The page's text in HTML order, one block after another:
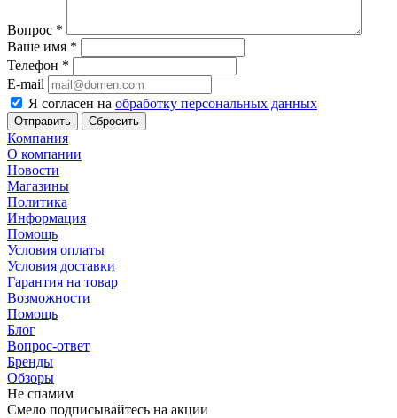
Вопрос *
Ваше имя *
Телефон *
E-mail
Я согласен на обработку персональных данных
Сбросить
Компания
О компании
Новости
Магазины
Политика
Информация
Помощь
Условия оплаты
Условия доставки
Гарантия на товар
Возможности
Помощь
Блог
Вопрос-ответ
Бренды
Обзоры
Не спамим
Смело подписывайтесь на акции